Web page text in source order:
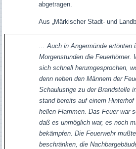
abgetragen.
Aus „Märkischer Stadt- und
... Auch in Angermünde ertönten
Morgenstunden die Feuerhörner.
sich schnell herumgesprochen,
denn neben den Männern der
Schaulustige zu der Brandstelle
stand bereits auf einem
hellen Flammen. Das Feuer war
daß es unmöglich war, es noch
bekämpfen. Die Feuerwehr
beschränken, die